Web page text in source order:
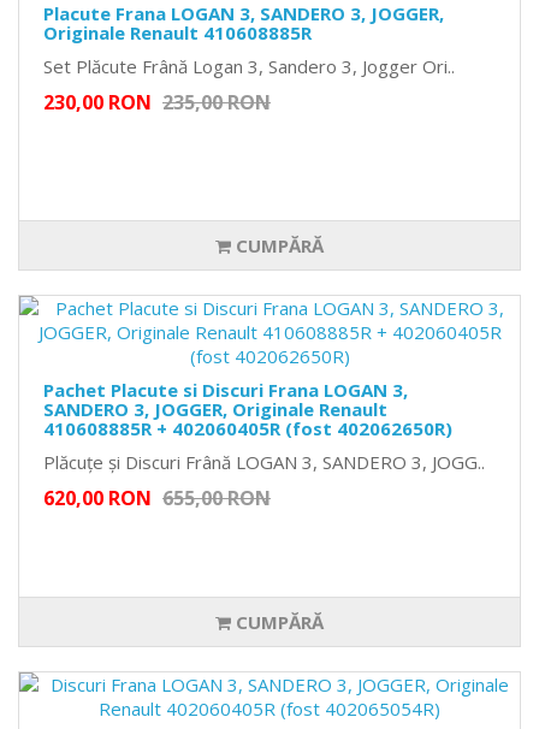
Placute Frana LOGAN 3, SANDERO 3, JOGGER,
Originale Renault 410608885R
Set Plăcute Frână Logan 3, Sandero 3, Jogger Ori..
230,00 RON 235,00 RON
CUMPĂRĂ
Pachet Placute si Discuri Frana LOGAN 3,
SANDERO 3, JOGGER, Originale Renault
410608885R + 402060405R (fost 402062650R)
Plăcuțe și Discuri Frână LOGAN 3, SANDERO 3, JOGG..
620,00 RON 655,00 RON
CUMPĂRĂ